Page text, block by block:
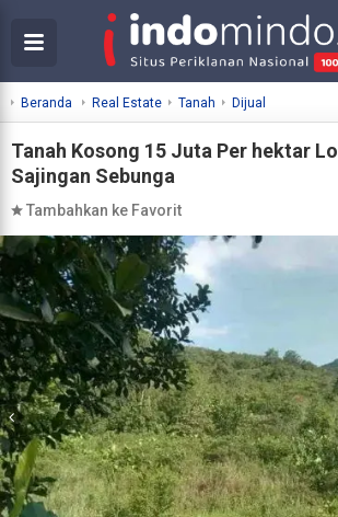
Beranda Real Estate Tanah Dijual
Tanah Kosong 15 Juta Per hektar
Sajingan Sebunga
Tambahkan ke Favorit